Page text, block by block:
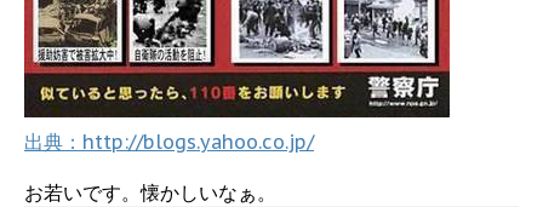
出典：http://blogs.yahoo.co.jp/
お若いです。懐かしいなぁ。